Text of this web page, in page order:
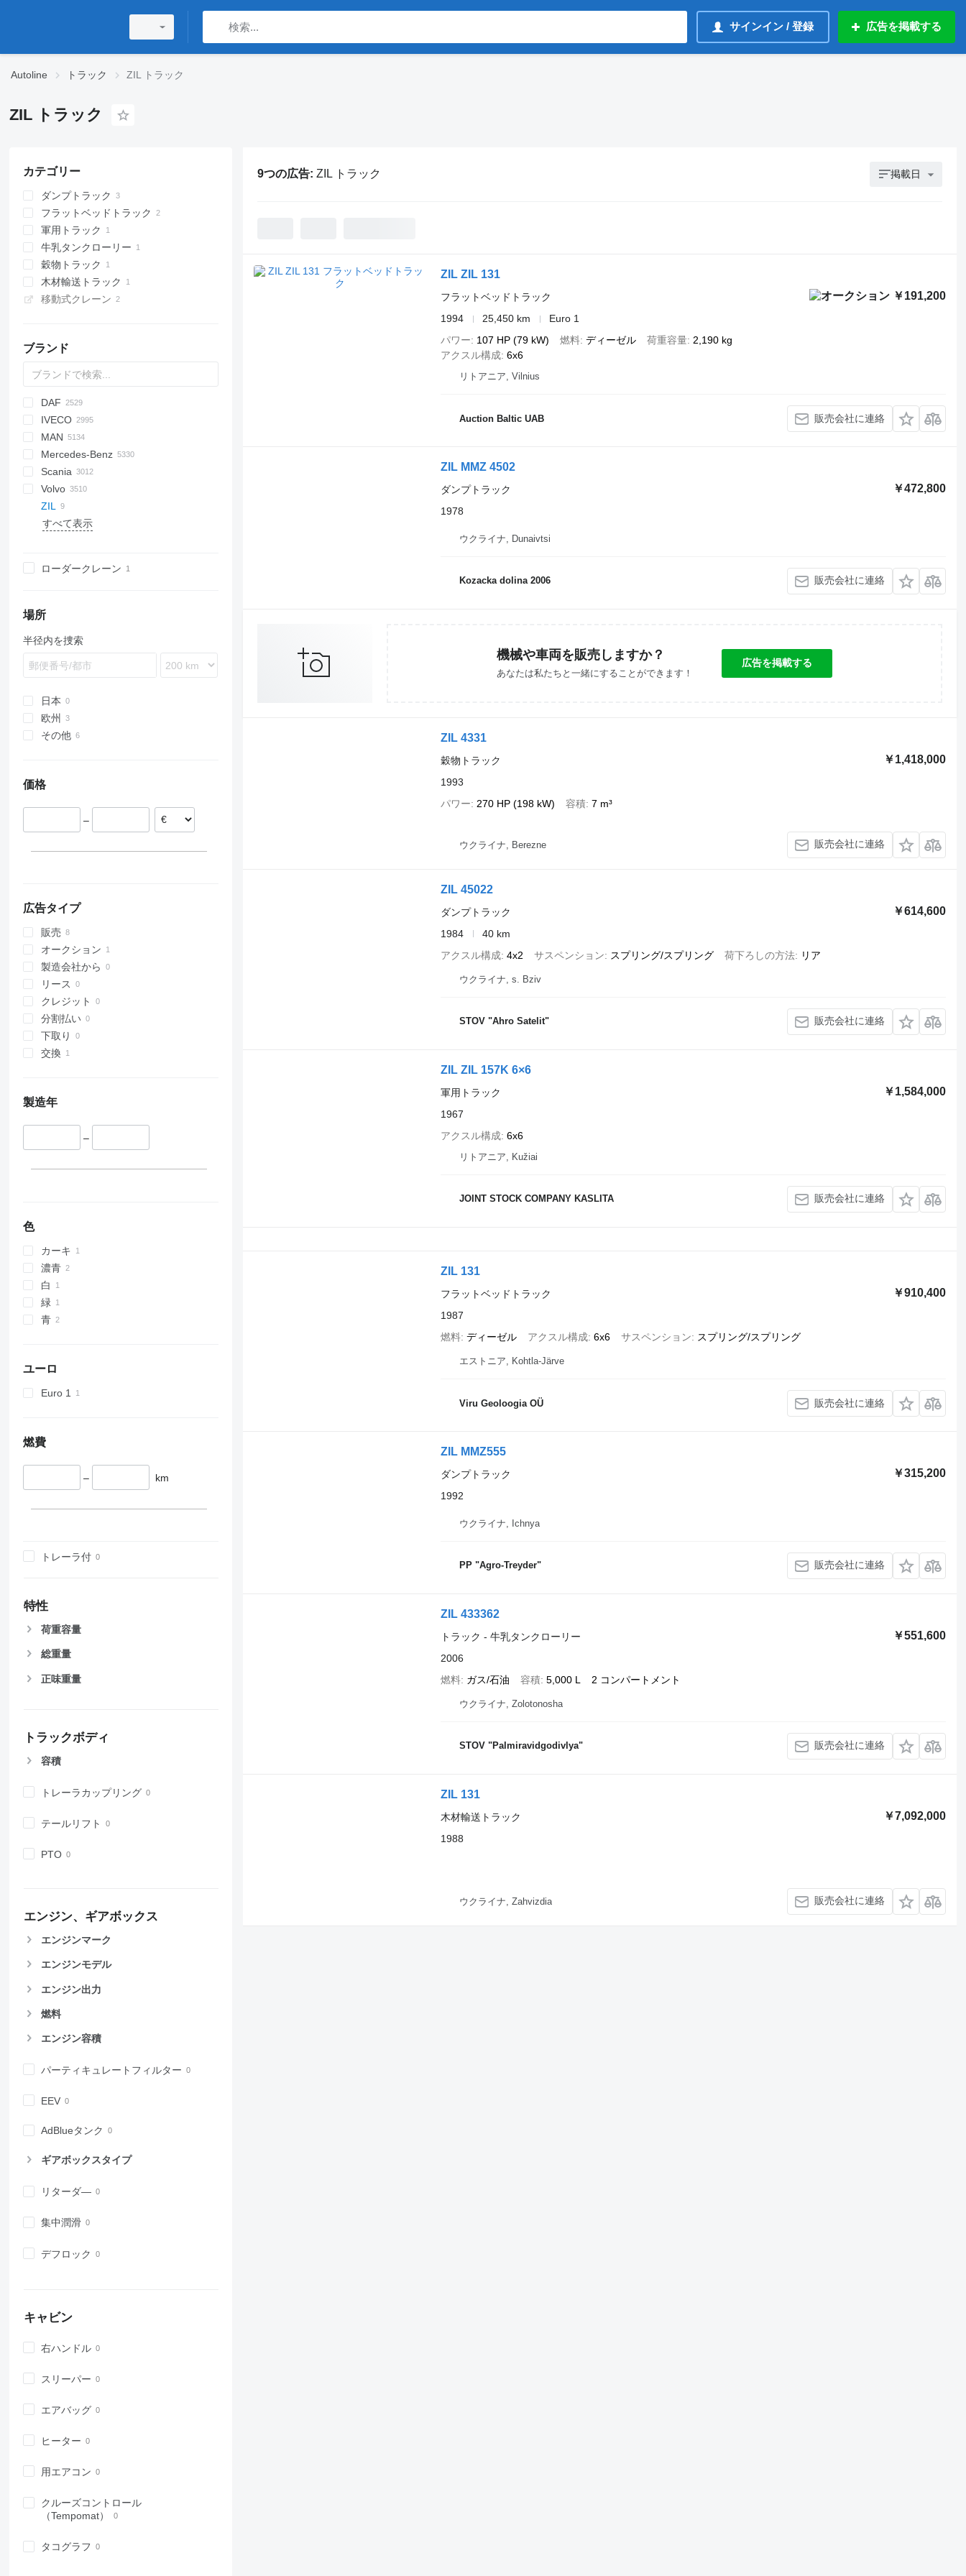
サインイン / 登録 広告を掲載する
Autoline トラック ZIL トラック
ZIL トラック
カテゴリー
ダンプトラック
フラットベッドトラック
軍用トラック
牛乳タンクローリー
穀物トラック
木材輸送トラック
移動式クレーン
ブランド
BM
HD
D-series
A series
D series
Tugra
TK
BU
769
C-series
Jumper
Jumpy
DAF
AS
CF
LF
XB
XD
XF
XG
Maximus
Novus
Hijet
Elite
Ram
WC
DFA
EP
SLT
CA
JH6
F-series
Ducato
TDK
Alpha
3542D
Cargo
E-Transit
E-series
F-series
Ka
L-series
Auman
Aumark
BJ
Argosy
FL
52
3307
3309
3507
5312
3502
3507
G series
M series
X series
C-series
300
500
700
Ranger
A-series
ZZ
EX-series
HD-series
H-series
L-series
W-series
IVECO
Daily
EuroCargo
EuroStar
Eurotech
Eurotrakker
Magirus
T-Way
X-Way
4300
4700
4900
7400
7600
WorkStar
CYZ
ELF
FVR
Forward
M-Series
NKR
NQR
HFC
N-Series
9T-1
Conquer
5320
5321
5511
6520
43101
45142
55111
T-series
C-series
T-series
255
256
6322
6510
BigBody
SD
S 24
18 series
29 series
110 series
150 series
151 series
Defender
MAN
A-series
F8
F90
KAT
L2000
TGA
TGS
TGX
4371
5337
5340
551605
630305
CS
Granite
Deutz
eDeliver
Mercedes-Benz
Actros
Antos
Arocs
Atego
Econic
S-Class
SK
Sprinter
Unimog
V-Class
Vario
Canter
Canter
D-series
MT
M-series
TREMO
Atlas
Atleon
Cabstar
NT
Movano
335
378
567
Boxer
Porter
C-series
D-series
D Wide
G-series
Magnum
Maxity
Midliner
Midlum
Premium
T-series
TRM
Scania
Century
G-series
K-series
P-series
SKI
F2000
F3000
H3000
X3000
371
375
380
NX
E-series
C5H
C7H
G5
266
L7500
LT
12M18
18S
19S
1491
148
163
813
Phoenix
BC
FL
FM
TA
Dyna
Hiace
Hino
ToyoAce
375
4320
Constellation
Crafter
Transporter
Volvo
A-series
C
FH
L-series
N-series
PL
S-series
Terberg
VM
DV
DW
DW
4900
XG
ZIL
131
4331
706
すべて表示
ローダークレーン
場所
半径内を捜索
日本
欧州
リトアニア
その他
価格
–
広告タイプ
販売
オークション
製造会社から
リース
クレジット
分割払い
下取り
交換
製造年
–
色
カーキ
濃青
白
緑
青
ユーロ
Euro 1
燃費
– km
トレーラ付
特性
荷重容量
総重量
正味重量
トラックボディ
容積
トレーラカップリング
テールリフト
PTO
エンジン、ギアボックス
エンジンマーク
エンジンモデル
エンジン出力
燃料
エンジン容積
パーティキュレートフィルター
EEV
AdBlueタンク
ギアボックスタイプ
リターダ―
集中潤滑
デフロック
キャビン
右ハンドル
スリーパー
エアバッグ
ヒーター
用エアコン
クルーズコントロール
（Tempomat）
タコグラフ
9つの広告: ZIL トラック 掲載日
ZIL ZIL 131
￥191,200
フラットベッドトラック
1994
25,450 km
Euro 1
パワー
107 HP (79 kW) 燃料 ディーゼル 荷重容量 2,190 kg
アクスル構成 6x6
リトアニア, Vilnius
Auction Baltic UAB 販売会社に連絡
ZIL MMZ 4502
￥472,800
ダンプトラック
1978
ウクライナ, Dunaivtsi
Kozacka dolina 2006 販売会社に連絡
機械や車両を販売しますか？
あなたは私たちと一緒にすることができます！
広告を掲載する
ZIL 4331
￥1,418,000
穀物トラック
1993
パワー
270 HP (198 kW) 容積 7 m³
ウクライナ, Berezne 販売会社に連絡
ZIL 45022
￥614,600
ダンプトラック
1984
40 km
アクスル構成 4x2 サスペンション スプリング/スプリング 荷下ろしの方法 リア
ウクライナ, s. Bziv
STOV "Ahro Satelit" 販売会社に連絡
ZIL ZIL 157K 6×6
￥1,584,000
軍用トラック
1967
アクスル構成 6x6
リトアニア, Kužiai
JOINT STOCK COMPANY KASLITA 販売会社に連絡
ZIL 131
￥910,400
フラットベッドトラック
1987
燃料 ディーゼル アクスル構成 6x6 サスペンション スプリング/スプリング
エストニア, Kohtla-Järve
Viru Geoloogia OÜ 販売会社に連絡
ZIL MMZ555
￥315,200
ダンプトラック
1992
ウクライナ, Ichnya
PP "Agro-Treyder" 販売会社に連絡
ZIL 433362
￥551,600
トラック - 牛乳タンクローリー
2006
燃料 ガス/石油 容積 5,000 L 2 コンパートメント
ウクライナ, Zolotonosha
STOV "Palmiravidgodivlya" 販売会社に連絡
ZIL 131
￥7,092,000
木材輸送トラック
1988
ウクライナ, Zahvizdia 販売会社に連絡